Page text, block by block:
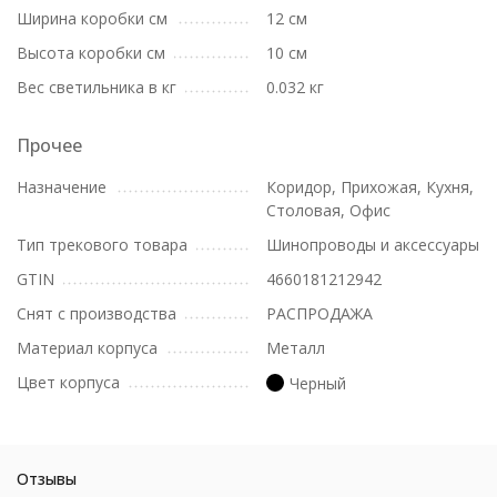
Ширина коробки см
12 см
Высота коробки см
10 см
Вес светильника в кг
0.032 кг
Прочее
Назначение
Коридор, Прихожая, Кухня,
Столовая, Офис
Тип трекового товара
Шинопроводы и аксессуары
GTIN
4660181212942
Снят с производства
РАСПРОДАЖА
Материал корпуса
Металл
Цвет корпуса
Черный
Отзывы